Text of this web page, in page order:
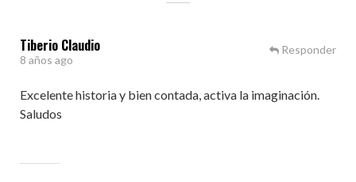
Tiberio Claudio
8 años ago
Excelente historia y bien contada, activa la imaginación.
Saludos
Responder